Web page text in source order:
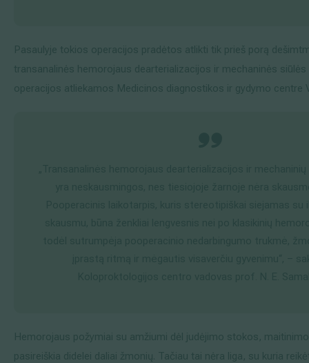
Pasaulyje tokios operacijos pradėtos atlikti tik prieš porą
transanalinės hemorojaus dearterializacijos ir mechaninės
operacijos atliekamos Medicinos diagnostikos ir gydymo centre
Hemorojaus požymiai su amžiumi dėl judėjimo stokos,
pasireiškia didelei daliai žmonių. Tačiau tai nėra liga, su kuria